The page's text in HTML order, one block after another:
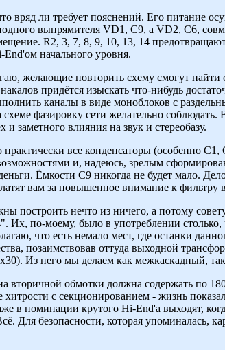
вряд ли требует пояснений. Его питание
выпрямителя VD1, C9, а VD2, C6,
R2, 3, 7, 8, 9, 10, 13, 14
End'ом начального уровня.
желающие повторить схему смогут
придётся изыскать что-нибудь
каналы в виде моноблоков с
фазировку сети желательно
заметного влияния на звук и стереобазу.
все конденсаторы (особенно
и, надеюсь, зрелым
Ёмкости С9 никогда не будет мало.
вам за повышенное внимание к фильтру
построить нечто из ничего, а потому
по-моему, было в употреблении столько,
что есть немало мест, где останки
позаимствовав оттуда выходной
Из него мы делаем как межкаскадный,
вторичной обмотки должна содержать по
с секционированием - жизнь
в номинации крутого Hi-End'a выходят,
Для безопасности, которая упоминалась,